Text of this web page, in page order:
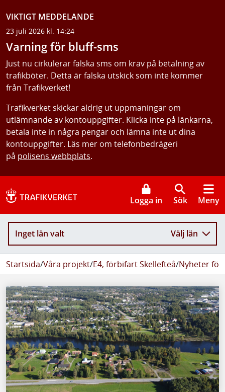
VIKTIGT MEDDELANDE
23 juli 2026 kl. 14:24
Varning för bluff-sms
Just nu cirkulerar falska sms om krav på betalning av
trafikböter. Detta är falska utskick som inte kommer
från Trafikverket!
Trafikverket skickar aldrig ut uppmaningar om
utlämnande av kontouppgifter. Klicka inte på länkarna,
betala inte in några pengar och lämna inte ut dina
kontouppgifter. Läs mer om telefonbedrägeri
på polisens webbplats.
Logga in Sök Meny
Inget län valt Välj län
Startsida/Våra projekt/E4, förbifart Skellefteå/Nyheter för